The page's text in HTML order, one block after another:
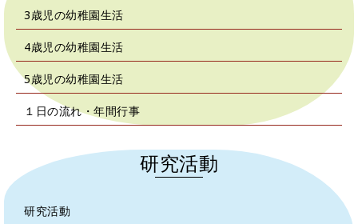
3歳児の幼稚園生活
4歳児の幼稚園生活
5歳児の幼稚園生活
１日の流れ・年間行事
研究活動
研究活動